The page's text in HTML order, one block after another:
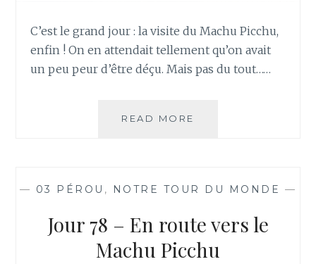
C’est le grand jour : la visite du Machu Picchu,
enfin ! On en attendait tellement qu’on avait
un peu peur d’être déçu. Mais pas du tout……
READ MORE
— 03 PÉROU , NOTRE TOUR DU MONDE —
Jour 78 – En route vers le
Machu Picchu